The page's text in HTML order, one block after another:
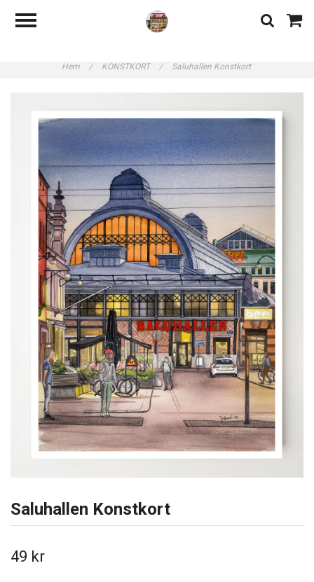
Hem / KONSTKORT / Saluhallen Konstkort
Saluhallen Konstkort
49 kr